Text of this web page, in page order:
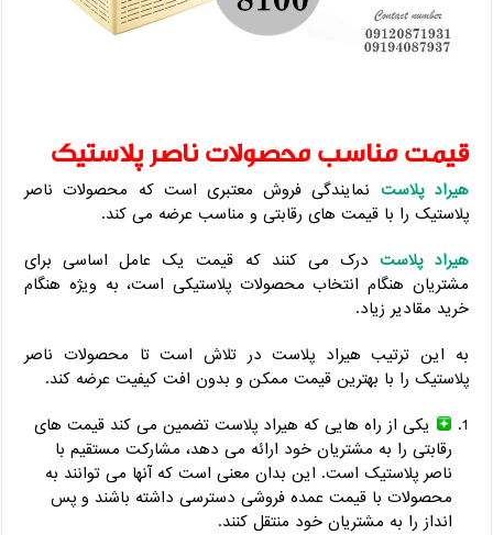
قیمت مناسب محصولات ناصر پلاستیک
هیراد پلاست نمایندگی فروش معتبری است که محصولات ناصر
پلاستیک را با قیمت های رقابتی و مناسب عرضه می کند.
هیراد پلاست درک می کنند که قیمت یک عامل اساسی برای
مشتریان هنگام انتخاب محصولات پلاستیکی است، به ویژه هنگام
خرید مقادیر زیاد.
به این ترتیب هیراد پلاست در تلاش است تا محصولات ناصر
پلاستیک را با بهترین قیمت ممکن و بدون افت کیفیت عرضه کند.
یکی از راه هایی که هیراد پلاست تضمین می کند قیمت های
رقابتی را به مشتریان خود ارائه می دهد، مشارکت مستقیم با
ناصر پلاستیک است. این بدان معنی است که آنها می توانند به
محصولات با قیمت عمده فروشی دسترسی داشته باشند و پس
انداز را به مشتریان خود منتقل کنند.